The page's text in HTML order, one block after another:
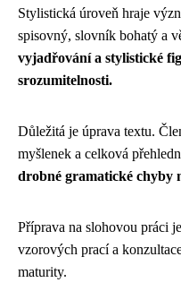
Stylistická úroveň hraje
spisovný, slovník bohatý a
vyjadřování a stylistické
srozumitelnosti.
Důležitá je úprava textu.
myšlenek a celková
drobné gramatické chyby
Příprava na slohovou práci
vzorových prací a
maturity.